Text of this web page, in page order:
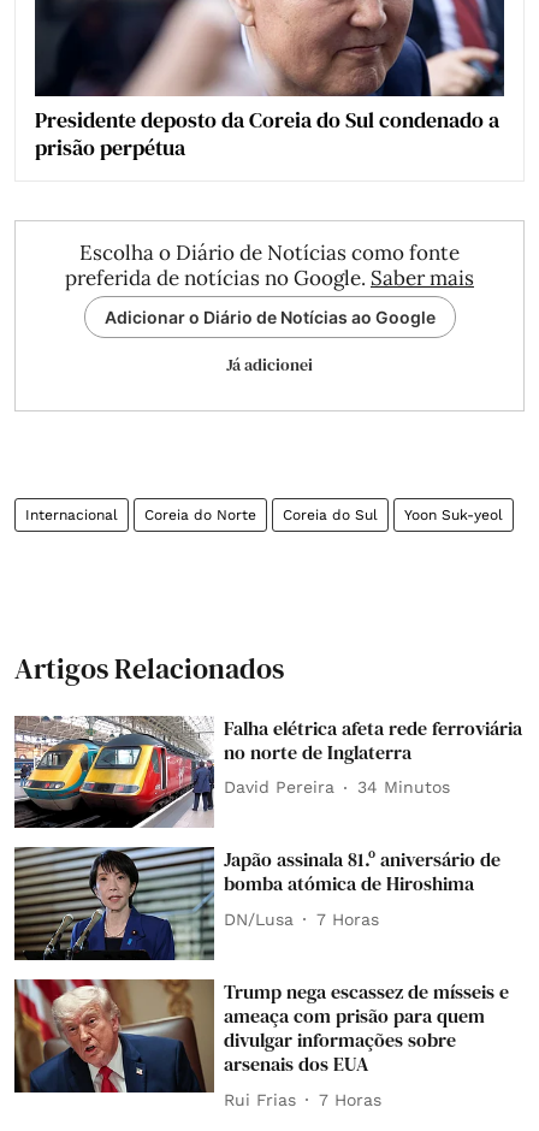
Presidente deposto da Coreia do Sul condenado a
prisão perpétua
Escolha o Diário de Notícias como fonte
preferida de notícias no Google. Saber mais
Adicionar o Diário de Notícias ao Google
Já adicionei
Internacional Coreia do Norte Coreia do Sul Yoon Suk-yeol
Artigos Relacionados
Falha elétrica afeta rede ferroviária
no norte de Inglaterra
David Pereira 34 Minutos
Japão assinala 81.º aniversário de
bomba atómica de Hiroshima
DN/Lusa 7 Horas
Trump nega escassez de mísseis e
ameaça com prisão para quem
divulgar informações sobre
arsenais dos EUA
Rui Frias 7 Horas